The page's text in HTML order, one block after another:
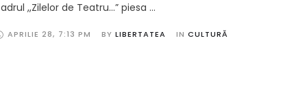
,,Zilelor de Teatru…” piesa …
APRILIE 28, 7:13 PM BY LIBERTATEA IN CULTURĂ